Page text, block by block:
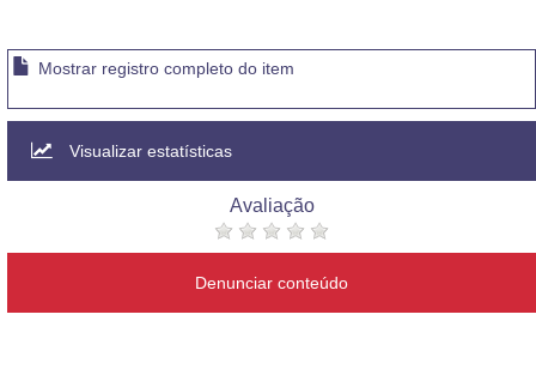
Mostrar registro completo do item
Visualizar estatísticas
Avaliação
Denunciar conteúdo